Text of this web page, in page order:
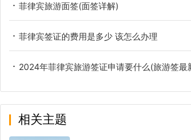
菲律宾旅游面签(面签详解)
菲律宾签证的费用是多少 该怎么办理
2024年菲律宾旅游签证申请要什么(旅游签最
相关主题